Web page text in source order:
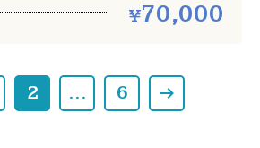
70,000
2 … 6